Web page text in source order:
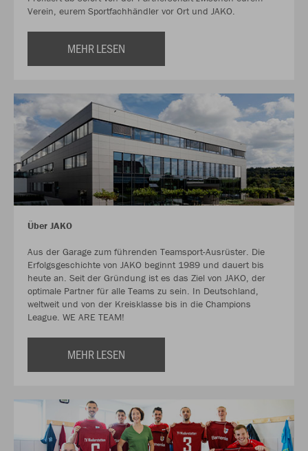
Verein, eurem Sportfachhändler vor Ort und JAKO.
MEHR LESEN
Über JAKO
Aus der Garage zum führenden Teamsport-Ausrüster. Die
Erfolgsgeschichte von JAKO beginnt 1989 und dauert bis
heute an. Seit der Gründung ist es das Ziel von JAKO, der
optimale Partner für alle Teams zu sein. In Deutschland,
weltweit und von der Kreisklasse bis in die Champions
League. WE ARE TEAM!
MEHR LESEN